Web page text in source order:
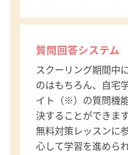
質問回答システム
スクーリング期間中
のはもちろん、自宅
イト（※）の質問機
決することができます
無料対策レッスンに
心して学習を進められ